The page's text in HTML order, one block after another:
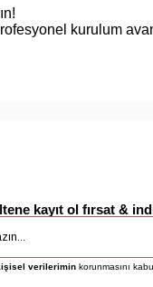
kurulum
kayıt ol fırsat &
verilerimin korunmasını